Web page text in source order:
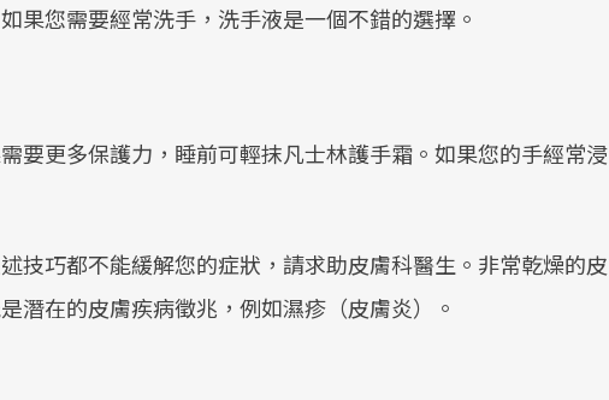
果您需要經常洗手，洗手液是一個不錯的選擇。
要更多保護力，睡前可輕抹凡士林護手霜。如果您的手經常浸
技巧都不能緩解您的症狀，請求助皮膚科醫生。非常乾燥的皮
潛在的皮膚疾病徵兆，例如濕疹（皮膚炎）。